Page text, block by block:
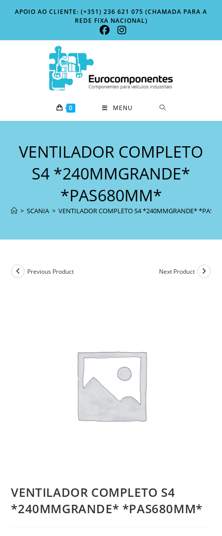
APOIO AO CLIENTE: (+351) 236 621 075 (CHAMADA PARA A
REDE FIXA NACIONAL)
0 MENU
VENTILADOR COMPLETO
S4 *240MMGRANDE*
*PAS680MM*
> SCANIA > VENTILADOR COMPLETO S4 *240MMGRANDE*
Previous Product Next Product
VENTILADOR COMPLETO S4
*240MMGRANDE* *PAS680MM*